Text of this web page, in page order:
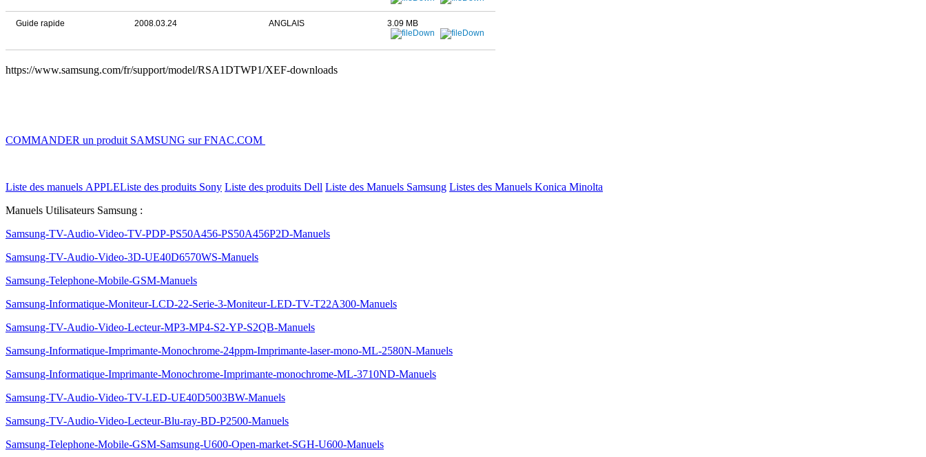
Guide rapide 2008.03.24 ANGLAIS 3.09 MB
https://www.samsung.com/fr/support/model/RSA1DTWP1/XEF-downloads
COMMANDER un produit SAMSUNG sur FNAC.COM
Liste des manuels APPLEListe des produits Sony Liste des produits Dell Liste des Manuels Samsung Listes des Manuels Konica Minolta
Manuels Utilisateurs Samsung :
Samsung-TV-Audio-Video-TV-PDP-PS50A456-PS50A456P2D-Manuels
Samsung-TV-Audio-Video-3D-UE40D6570WS-Manuels
Samsung-Telephone-Mobile-GSM-Manuels
Samsung-Informatique-Moniteur-LCD-22-Serie-3-Moniteur-LED-TV-T22A300-Manuels
Samsung-TV-Audio-Video-Lecteur-MP3-MP4-S2-YP-S2QB-Manuels
Samsung-Informatique-Imprimante-Monochrome-24ppm-Imprimante-laser-mono-ML-2580N-Manuels
Samsung-Informatique-Imprimante-Monochrome-Imprimante-monochrome-ML-3710ND-Manuels
Samsung-TV-Audio-Video-TV-LED-UE40D5003BW-Manuels
Samsung-TV-Audio-Video-Lecteur-Blu-ray-BD-P2500-Manuels
Samsung-Telephone-Mobile-GSM-Samsung-U600-Open-market-SGH-U600-Manuels